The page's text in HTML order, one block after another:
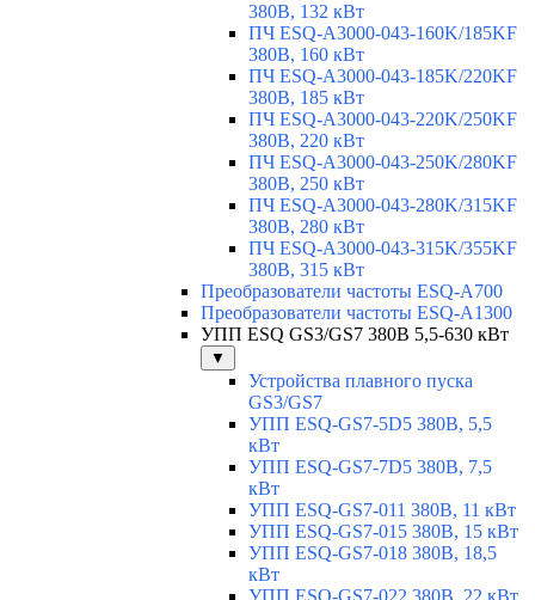
380В, 132 кВт
ПЧ ESQ-A3000-043-160K/185KF
380В, 160 кВт
ПЧ ESQ-A3000-043-185K/220KF
380В, 185 кВт
ПЧ ESQ-A3000-043-220K/250KF
380В, 220 кВт
ПЧ ESQ-A3000-043-250K/280KF
380В, 250 кВт
ПЧ ESQ-A3000-043-280K/315KF
380В, 280 кВт
ПЧ ESQ-A3000-043-315K/355KF
380В, 315 кВт
Преобразователи частоты ESQ-A700
Преобразователи частоты ESQ-A1300
УПП ESQ GS3/GS7 380В 5,5-630 кВт
▼
Устройства плавного пуска
GS3/GS7
УПП ESQ-GS7-5D5 380В, 5,5
кВт
УПП ESQ-GS7-7D5 380В, 7,5
кВт
УПП ESQ-GS7-011 380В, 11 кВт
УПП ESQ-GS7-015 380В, 15 кВт
УПП ESQ-GS7-018 380В, 18,5
кВт